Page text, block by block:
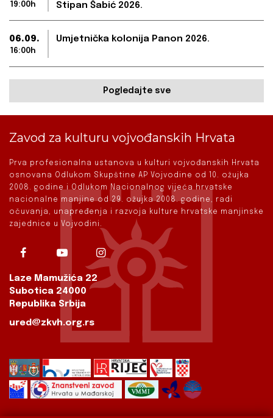
19:00h
Stipan Šabić 2026.
06.09.
16:00h
Umjetnička kolonija Panon 2026.
Pogledajte sve
Zavod za kulturu vojvođanskih Hrvata
Prva profesionalna ustanova u kulturi vojvođanskih Hrvata
osnovana Odlukom Skupštine AP Vojvodine od 10. ožujka
2008. godine i Odlukom Nacionalnog vijeća hrvatske
nacionalne manjine od 29. ožujka 2008. godine, radi
očuvanja, unapređenja i razvoja kulture hrvatske manjinske
zajednice u Vojvodini.
Laze Mamužića 22
Subotica 24000
Republika Srbija
ured@zkvh.org.rs